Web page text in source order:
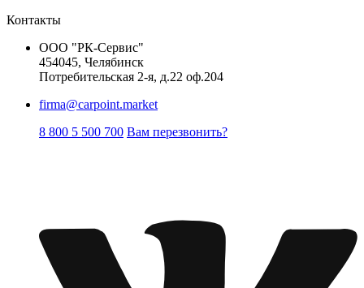
Контакты
ООО "РК-Сервис"
454045, Челябинск
Потребительская 2-я, д.22 оф.204
firma@carpoint.market
8 800 5 500 700 Вам перезвонить?